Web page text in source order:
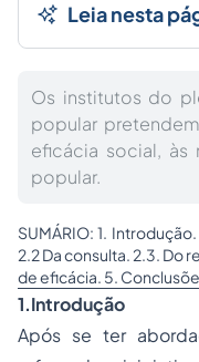
Leia nesta
Os institutos do
popular
eficácia social,
popular.
SUMÁRIO: 1.
2.2 Da consulta. 2.3. Do
de eficácia. 5.
1.Introdução
Após se ter